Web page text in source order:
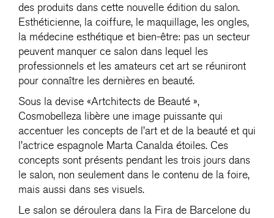
des produits dans cette nouvelle édition du salon.
Esthéticienne, la coiffure, le maquillage, les ongles,
la médecine esthétique et bien-être: pas un secteur
peuvent manquer ce salon dans lequel les
professionnels et les amateurs cet art se réuniront
pour connaître les dernières en beauté.
Sous la devise «Artchitects de Beauté »,
Cosmobelleza libère une image puissante qui
accentuer les concepts de l’art et de la beauté et qui
l’actrice espagnole Marta Canalda étoiles. Ces
concepts sont présents pendant les trois jours dans
le salon, non seulement dans le contenu de la foire,
mais aussi dans ses visuels.
Le salon se déroulera dans la Fira de Barcelone du